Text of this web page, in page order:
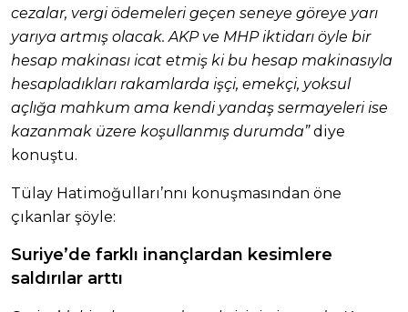
cezalar, vergi ödemeleri geçen seneye göreye yarı
yarıya artmış olacak. AKP ve MHP iktidarı öyle bir
hesap makinası icat etmiş ki bu hesap makinasıyla
hesapladıkları rakamlarda işçi, emekçi, yoksul
açlığa mahkum ama kendi yandaş sermayeleri ise
kazanmak üzere koşullanmış durumda”diye
konuştu.
Tülay Hatimoğulları’nnı konuşmasından öne
çıkanlar şöyle:
Suriye’de farklı inançlardan kesimlere
saldırılar arttı